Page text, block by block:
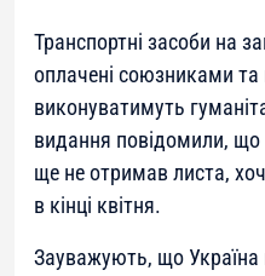
Транспортні засоби на
оплачені союзниками та
виконуватимуть
видання повідомили, що
ще не отримав листа,
в кінці квітня.
Зауважують, що